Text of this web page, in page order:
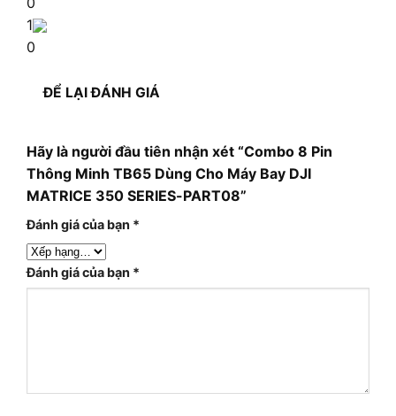
1
0
ĐỂ LẠI ĐÁNH GIÁ
Hãy là người đầu tiên nhận xét “Combo 8 Pin
Thông Minh TB65 Dùng Cho Máy Bay DJI
MATRICE 350 SERIES-PART08”
Đánh giá của bạn *
Đánh giá của bạn *